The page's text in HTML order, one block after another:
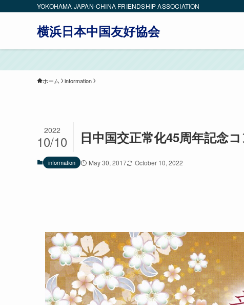
YOKOHAMA JAPAN-CHINA FRIENDSHIP ASSOCIATION
横浜日本中国友好協会
・最
ホーム information
日中国交正常化45周年記念
2022
10/10
information May 30, 2017 October 10, 2022